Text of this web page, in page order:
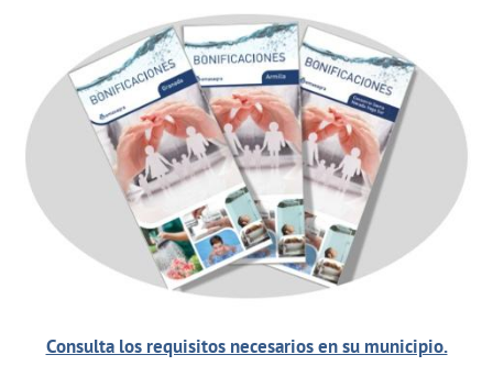
Consulta los requisitos necesarios en su municipio.